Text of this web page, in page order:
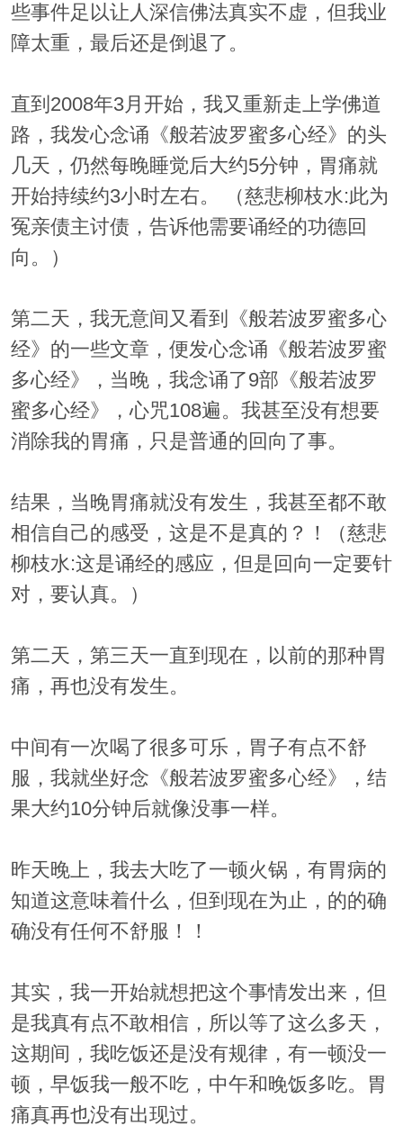
些事件足以让人深信佛法真实不虚，但我业
障太重，最后还是倒退了。
直到2008年3月开始，我又重新走上学佛道
路，我发心念诵《般若波罗蜜多心经》的头
几天，仍然每晚睡觉后大约5分钟，胃痛就
开始持续约3小时左右。 （慈悲柳枝水:此为
冤亲债主讨债，告诉他需要诵经的功德回
向。）
第二天，我无意间又看到《般若波罗蜜多心
经》的一些文章，便发心念诵《般若波罗蜜
多心经》，当晚，我念诵了9部《般若波罗
蜜多心经》，心咒108遍。我甚至没有想要
消除我的胃痛，只是普通的回向了事。
结果，当晚胃痛就没有发生，我甚至都不敢
相信自己的感受，这是不是真的？！（慈悲
柳枝水:这是诵经的感应，但是回向一定要针
对，要认真。）
第二天，第三天一直到现在，以前的那种胃
痛，再也没有发生。
中间有一次喝了很多可乐，胃子有点不舒
服，我就坐好念《般若波罗蜜多心经》，结
果大约10分钟后就像没事一样。
昨天晚上，我去大吃了一顿火锅，有胃病的
知道这意味着什么，但到现在为止，的的确
确没有任何不舒服！！
其实，我一开始就想把这个事情发出来，但
是我真有点不敢相信，所以等了这么多天，
这期间，我吃饭还是没有规律，有一顿没一
顿，早饭我一般不吃，中午和晚饭多吃。胃
痛真再也没有出现过。